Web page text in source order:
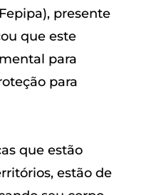
presente
que este
para
para
que estão
estão de